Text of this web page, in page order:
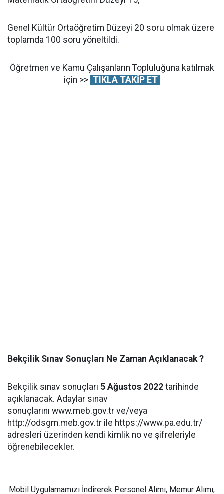
Genel Kültür Ortaöğretim Düzeyi 20 soru olmak üzere
toplamda 100 soru yöneltildi.
Öğretmen ve Kamu Çalışanların Topluluğuna katılmak
için >> TIKLA TAKİP ET
Bekçilik Sınav Sonuçları Ne Zaman Açıklanacak ?
Bekçilik sınav sonuçları 5 Ağustos 2022 tarihinde
açıklanacak. Adaylar sınav
sonuçlarını www.meb.gov.tr ve/veya
http://odsgm.meb.gov.tr ile https://www.pa.edu.tr/
adresleri üzerinden kendi kimlik no ve şifreleriyle
öğrenebilecekler.
Mobil Uygulamamızı İndirerek Personel Alımı, Memur Alımı,